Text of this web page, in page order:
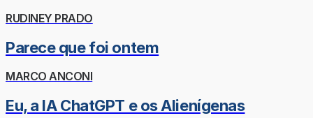
RUDINEY PRADO
Parece que foi ontem
MARCO ANCONI
Eu, a IA ChatGPT e os Alienígenas